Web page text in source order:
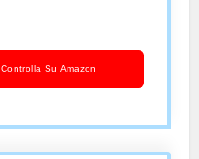
Controlla Su Amazon